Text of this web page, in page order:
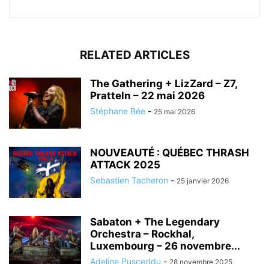
RELATED ARTICLES
The Gathering + LizZard – Z7,
Pratteln – 22 mai 2026
Stéphane Bée - 25 mai 2026
NOUVEAUTÉ : QUÉBEC THRASH
ATTACK 2025
Sebastien Tacheron - 25 janvier 2026
Sabaton + The Legendary
Orchestra – Rockhal,
Luxembourg – 26 novembre...
Adeline Pusceddu - 28 novembre 2025